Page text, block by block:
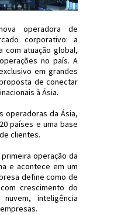
operadora de
corporativo: a
com atuação global,
no país. A
em grandes
de conectar
à Ásia.
operadoras da Ásia,
países e uma base
clientes.
operação da
e acontece em um
define como de
crescimento do
inteligência